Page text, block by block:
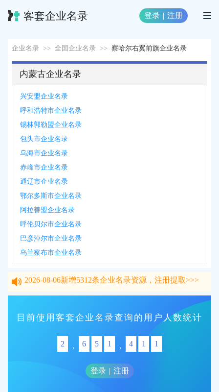
客套企业名录 登录 | 注册
企业名录 >> 全国企业名录 >> 察哈尔右翼前旗企业名录
内蒙古企业名录
兴安盟企业名录
呼和浩特市企业名录
锡林郭勒盟企业名录
包头市企业名录
乌海市企业名录
赤峰市企业名录
通辽市企业名录
鄂尔多斯市企业名录
阿拉善盟企业名录
呼伦贝尔市企业名录
巴彦淖尔市企业名录
乌兰察布市企业名录
新增 条企业名录资源，注册提取>>>
2026-08-06新增5312条企业名录资源，注册提取>>>
目前使用客套企业名录查询的用户人数统计
2 , 6 5 1 , 4 1 1
登录 | 注册